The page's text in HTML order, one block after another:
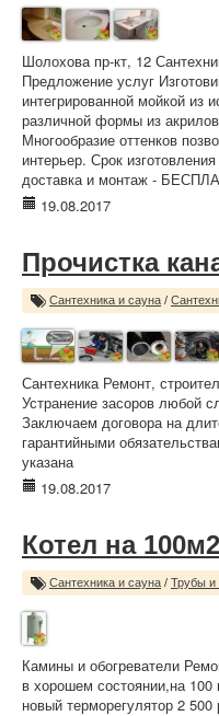
Шолохова пр-кт, 12
Предложение услуг
интегрированной мойкой из
различной формы из
Многообразие оттенков
интерьер. Срок
доставка и монтаж -
19.08.2017
Прочистка
Сантехника и сауна /
Сантехника Ремонт,
Устранение засоров любой
Заключаем договора на
гарантийными
указана
19.08.2017
Котел на 100м2
Сантехника и сауна / Трубы и
Камины и обогреватели
в хорошем состоянии,на 100
новый терморегулятор 2 500